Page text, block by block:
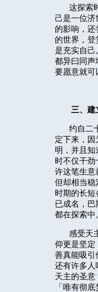
这探索
己是一位
的影响，
的世界，
是充实自
都异曰同声
要愿意就可
三、建
约自二
定下来，
明，并且
时不仅干
许这笔生意
但却相当稳
时期的长
已成名，
都在探索中
感受天
仰更是坚定
善真能吸引
还有许多人
天主的圣
「唯有彻